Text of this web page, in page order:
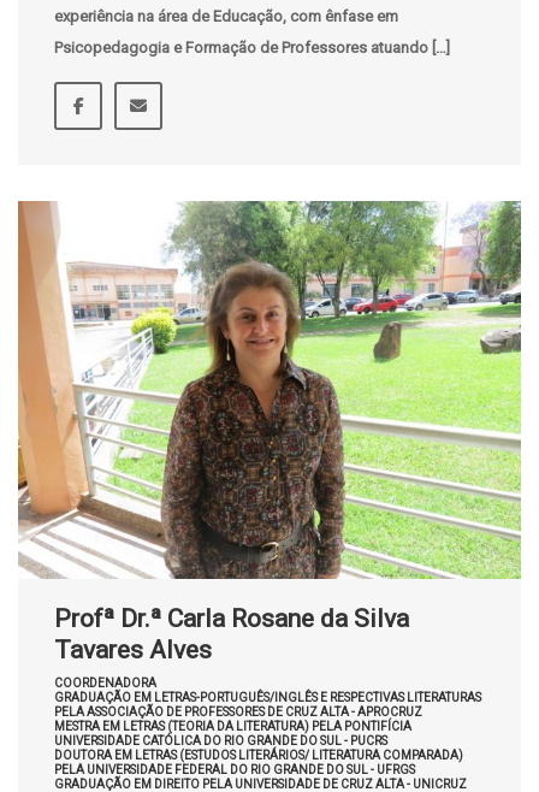
experiência na área de Educação, com ênfase em
Psicopedagogia e Formação de Professores atuando […]
Profª Dr.ª Carla Rosane da Silva
Tavares Alves
COORDENADORA
GRADUAÇÃO EM LETRAS-PORTUGUÊS/INGLÊS E RESPECTIVAS LITERATURAS
PELA ASSOCIAÇÃO DE PROFESSORES DE CRUZ ALTA - APROCRUZ
MESTRA EM LETRAS (TEORIA DA LITERATURA) PELA PONTIFÍCIA
UNIVERSIDADE CATÓLICA DO RIO GRANDE DO SUL - PUCRS
DOUTORA EM LETRAS (ESTUDOS LITERÁRIOS/ LITERATURA COMPARADA)
PELA UNIVERSIDADE FEDERAL DO RIO GRANDE DO SUL - UFRGS
GRADUAÇÃO EM DIREITO PELA UNIVERSIDADE DE CRUZ ALTA - UNICRUZ